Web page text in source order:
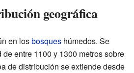
geográfica
en losbosques húmedos. Se
entre 1100 y 1300 metros sobre
de distribución se extiende desde